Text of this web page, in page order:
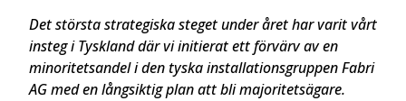
Det största strategiska steget under året har varit vårt
insteg i Tyskland där vi initierat ett förvärv av en
minoritetsandel i den tyska installationsgruppen Fabri
AG med en långsiktig plan att bli majoritetsägare.